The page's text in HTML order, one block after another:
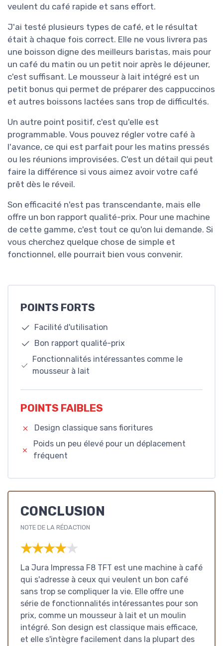
veulent du café rapide et sans effort.
J'ai testé plusieurs types de café, et le résultat
était à chaque fois correct. Elle ne vous livrera pas
une boisson digne des meilleurs baristas, mais pour
un café du matin ou un petit noir après le déjeuner,
c'est suffisant. Le mousseur à lait intégré est un
petit bonus qui permet de préparer des cappuccinos
et autres boissons lactées sans trop de difficultés.
Un autre point positif, c'est qu'elle est
programmable. Vous pouvez régler votre café à
l'avance, ce qui est parfait pour les matins pressés
ou les réunions improvisées. C'est un détail qui peut
faire la différence si vous aimez avoir votre café
prêt dès le réveil.
Son efficacité n'est pas transcendante, mais elle
offre un bon rapport qualité-prix. Pour une machine
de cette gamme, c'est tout ce qu'on lui demande. Si
vous cherchez quelque chose de simple et
fonctionnel, elle pourrait bien vous convenir.
POINTS FORTS
Facilité d'utilisation
Bon rapport qualité-prix
Fonctionnalités intéressantes comme le
mousseur à lait
POINTS FAIBLES
Design classique sans fioritures
Poids un peu élevé pour un déplacement
fréquent
CONCLUSION
NOTE DE LA RÉDACTION
★★★★★
★★★★★
La Jura Impressa F8 TFT est une machine à café
qui s'adresse à ceux qui veulent un bon café
sans trop se compliquer la vie. Elle offre une
série de fonctionnalités intéressantes pour son
prix, comme un mousseur à lait et un moulin
intégré. Son design est classique mais efficace,
et elle s'intègre facilement dans la plupart des